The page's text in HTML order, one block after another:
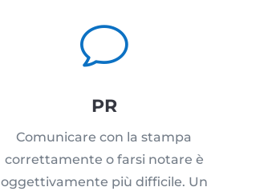
v
PR
Comunicare con la stampa
correttamente o farsi notare è
oggettivamente più difficile. Un